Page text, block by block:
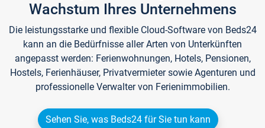
Wachstum Ihres Unternehmens
Die leistungsstarke und flexible Cloud-Software von Beds24
kann an die Bedürfnisse aller Arten von Unterkünften
angepasst werden: Ferienwohnungen, Hotels, Pensionen,
Hostels, Ferienhäuser, Privatvermieter sowie Agenturen und
professionelle Verwalter von Ferienimmobilien.
Sehen Sie, was Beds24 für Sie tun kann